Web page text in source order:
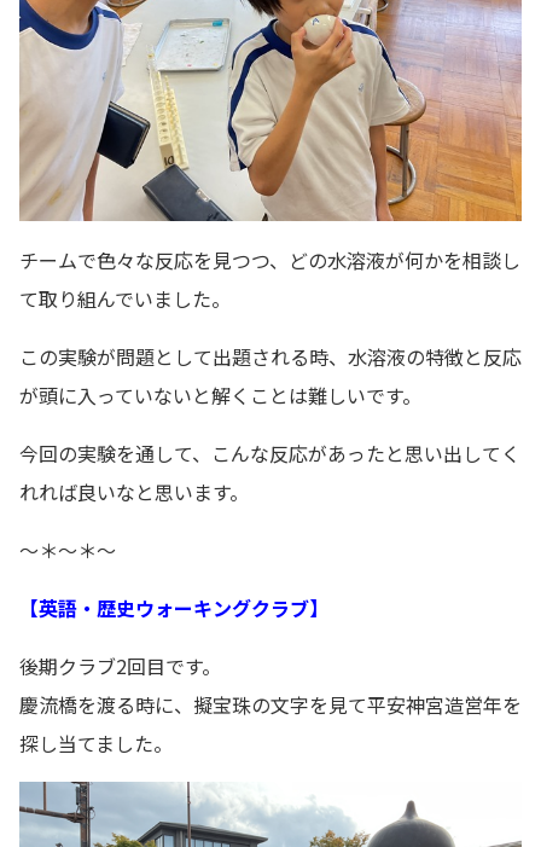
チームで色々な反応を見つつ、どの水溶液が何かを相談し
て取り組んでいました。
この実験が問題として出題される時、水溶液の特徴と反応
が頭に入っていないと解くことは難しいです。
今回の実験を通して、こんな反応があったと思い出してく
れれば良いなと思います。
～＊～＊～
【英語・歴史ウォーキングクラブ】
後期クラブ2回目です。
慶流橋を渡る時に、擬宝珠の文字を見て平安神宮造営年を
探し当てました。